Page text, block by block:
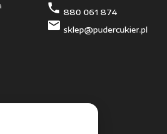
phone 880 061 874
mail sklep@pudercukier.pl